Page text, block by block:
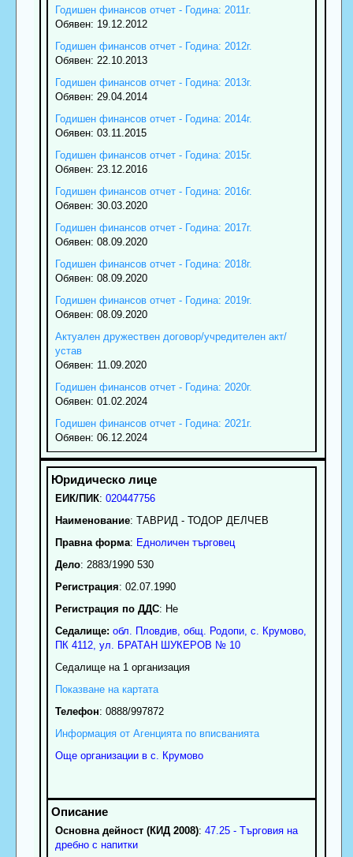
Годишен финансов отчет - Година: 2011г.
Обявен: 19.12.2012
Годишен финансов отчет - Година: 2012г.
Обявен: 22.10.2013
Годишен финансов отчет - Година: 2013г.
Обявен: 29.04.2014
Годишен финансов отчет - Година: 2014г.
Обявен: 03.11.2015
Годишен финансов отчет - Година: 2015г.
Обявен: 23.12.2016
Годишен финансов отчет - Година: 2016г.
Обявен: 30.03.2020
Годишен финансов отчет - Година: 2017г.
Обявен: 08.09.2020
Годишен финансов отчет - Година: 2018г.
Обявен: 08.09.2020
Годишен финансов отчет - Година: 2019г.
Обявен: 08.09.2020
Актуален дружествен договор/учредителен акт/
устав
Обявен: 11.09.2020
Годишен финансов отчет - Година: 2020г.
Обявен: 01.02.2024
Годишен финансов отчет - Година: 2021г.
Обявен: 06.12.2024
ЕИК/ПИК: 020447756
Наименование: ТАВРИД - ТОДОР ДЕЛЧЕВ
Правна форма: Едноличен търговец
Дело: 2883/1990 530
Регистрация: 02.07.1990
Регистрация по ДДС: Нe
Седалище: обл. Пловдив, общ. Родопи, с. Крумово,
ПК 4112, ул. БРАТАН ШУКЕРОВ № 10
Седалище на 1 организация
Показване на картата
Телефон: 0888/997872
Информация от Агенцията по вписванията
Още организации в с. Крумово
Основна дейност (КИД 2008): 47.25 - Търговия на
дребно с напитки